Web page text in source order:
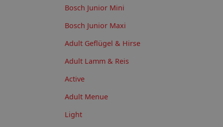
Bosch Junior Mini
Bosch Junior Maxi
Adult Geflügel & Hirse
Adult Lamm & Reis
Active
Adult Menue
Light